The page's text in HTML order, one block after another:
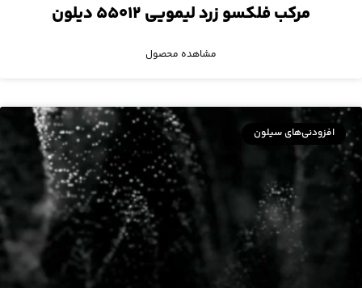
مرکب فلکسو زرد لیمویی ۵۵۰۱۲ دیلون
مشاهده محصول
افزودنی‌های سیلون